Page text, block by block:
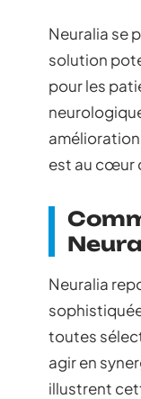
Neuralia se
solution
pour les
est au cœur
Neuralia
toutes
agir en
illustrent